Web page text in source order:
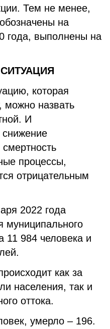
Тем не менее,
на
года, выполнены на
которая
можно назвать
И
процессы,
отрицательным
2022 года
муниципального
11 984 человека и
как за
населения, так и
оттока.
умерло – 196.